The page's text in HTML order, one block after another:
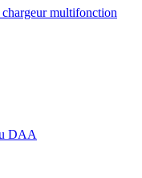
chargeur multifonction
DAA